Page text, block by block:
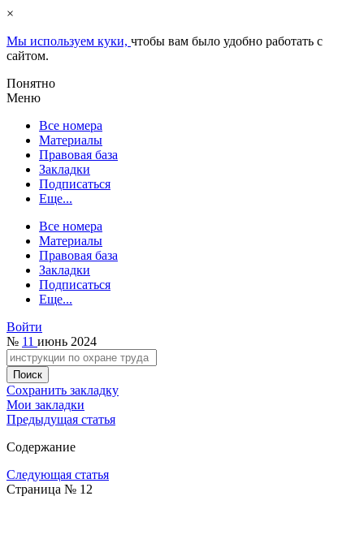
×
Мы используем куки, чтобы вам было удобно работать с
сайтом.
Понятно
Меню
Все номера
Материалы
Правовая база
Закладки
Подписаться
Еще...
Все номера
Материалы
Правовая база
Закладки
Подписаться
Еще...
Войти
№ 11 июнь 2024
Сохранить закладку
Мои закладки
Предыдущая статья
Содержание
Следующая статья
Страница № 12